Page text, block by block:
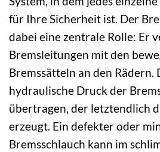
für Ihre Sicherheit ist. Der
dabei eine zentrale Rolle: Er
Bremsleitungen mit den
Bremssätteln an den
hydraulische Druck der
übertragen, der letztendlich
erzeugt. Ein defekter oder
Bremsschlauch kann im